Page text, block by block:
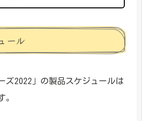
ール
ズ2022」の製品スケジュールは
。